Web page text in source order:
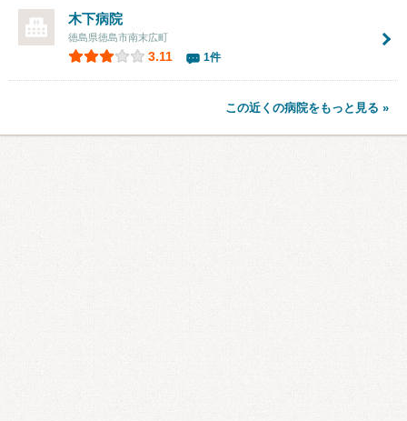
木下病院
徳島県徳島市南末広町
3.11 1件
この近くの病院をもっと見る »